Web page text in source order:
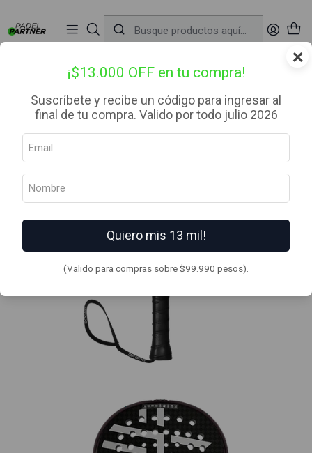
×
¡$13.000 OFF en tu compra!
Suscríbete y recibe un código para ingresar al
final de tu compra. Valido por todo julio 2026
Quiero mis 13 mil!
(Valido para compras sobre $99.990 pesos).
📦 Envío Gratis desde $99.990 — Entrega en RM el mismo día🔥Compra
antes de las 12:00 hrs (día hábil) y recibe hoy mismo.